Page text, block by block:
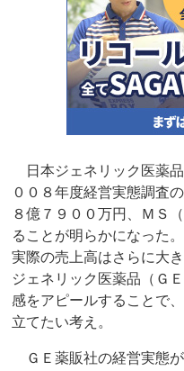
日本ジェネリック医薬
００８年度経営実態調査
８億７９００万円、ＭＳ
ることが明らかになった
実際の売上高はさらに大
ジェネリック医薬品（Ｇ
感をアピールすることで
立てたい考え。
ＧＥ薬販社の経営実態